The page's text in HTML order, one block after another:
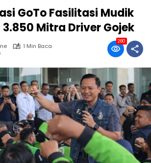
GoTo Fasilitasi Mudik
Mitra Driver Gojek
1 Min Baca
280